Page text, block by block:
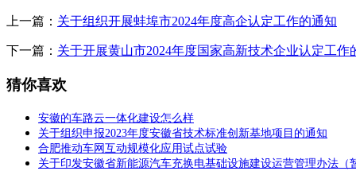
上一篇： 关于组织开展蚌埠市2024年度高企认定工作的通知
下一篇： 关于开展黄山市2024年度国家高新技术企业认定工作
猜你喜欢
安徽的车路云一体化建设怎么样
关于组织申报2023年度安徽省技术标准创新基地项目的通知
合肥推动车网互动规模化应用试点试验
关于印发安徽省新能源汽车充换电基础设施建设运营管理办法（